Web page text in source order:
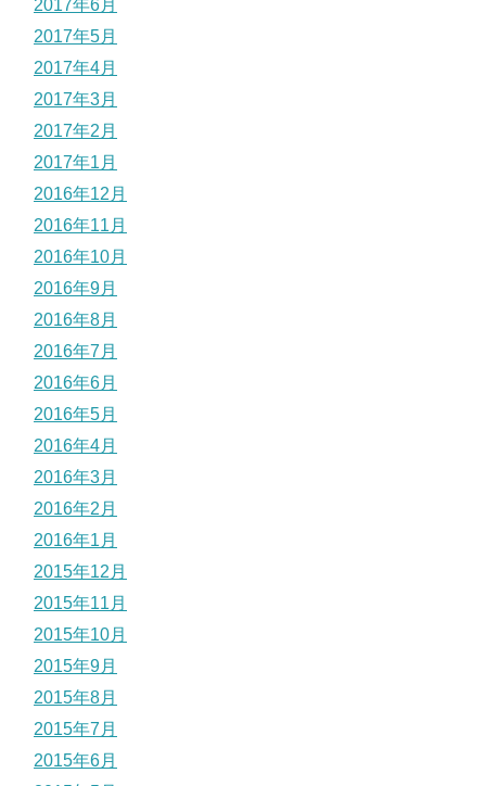
2017年6月
2017年5月
2017年4月
2017年3月
2017年2月
2017年1月
2016年12月
2016年11月
2016年10月
2016年9月
2016年8月
2016年7月
2016年6月
2016年5月
2016年4月
2016年3月
2016年2月
2016年1月
2015年12月
2015年11月
2015年10月
2015年9月
2015年8月
2015年7月
2015年6月